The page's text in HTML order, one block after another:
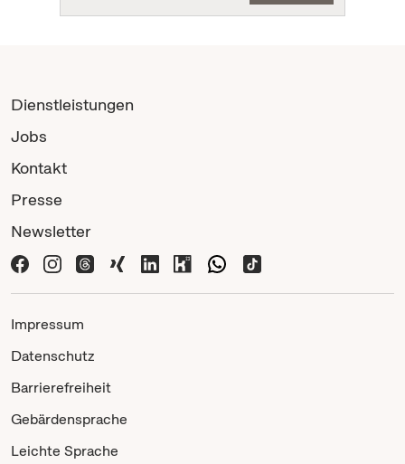
Dienstleistungen
Jobs
Kontakt
Presse
Newsletter
Impressum
Datenschutz
Barrierefreiheit
Gebärdensprache
Leichte Sprache